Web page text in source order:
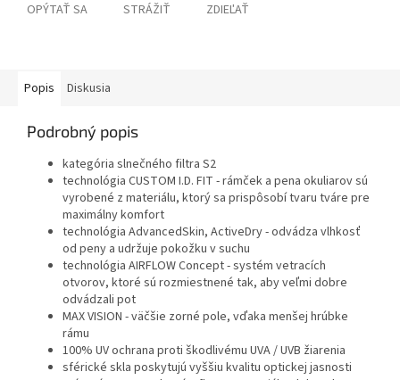
OPÝTAŤ SA STRÁŽIŤ ZDIEĽAŤ
Popis Diskusia
Podrobný popis
kategória slnečného filtra S2
technológia CUSTOM I.D. FIT - rámček a pena okuliarov sú
vyrobené z materiálu, ktorý sa prispôsobí tvaru tváre pre
maximálny komfort
technológia AdvancedSkin, ActiveDry - odvádza vlhkosť
od peny a udržuje pokožku v suchu
technológia AIRFLOW Concept - systém vetracích
otvorov, ktoré sú rozmiestnené tak, aby veľmi dobre
odvádzali pot
MAX VISION - väčšie zorné pole, vďaka menšej hrúbke
rámu
100% UV ochrana proti škodlivému UVA / UVB žiarenia
sférické skla poskytujú vyššiu kvalitu optickej jasnosti